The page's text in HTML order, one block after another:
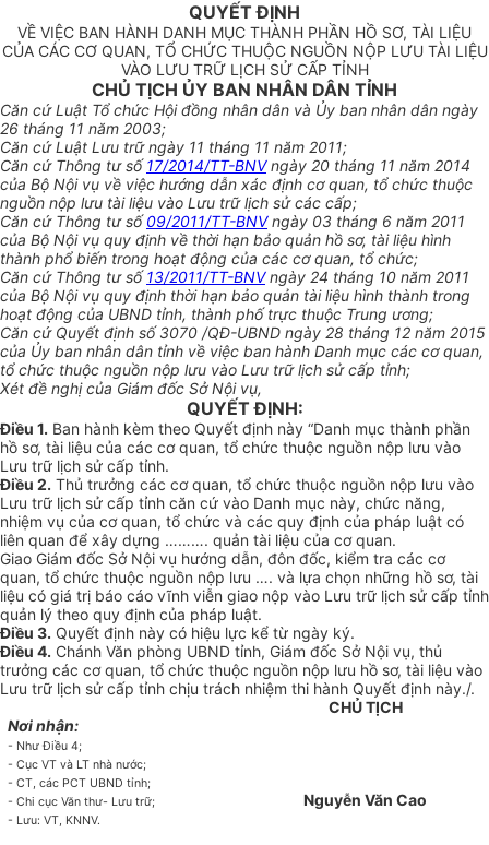
QUYẾT ĐỊNH
VỀ VIỆC BAN HÀNH DANH MỤC THÀNH PHẦN HỒ SƠ, TÀI LIỆU
CỦA CÁC CƠ QUAN, TỔ CHỨC THUỘC NGUỒN NỘP LƯU TÀI LIỆU
VÀO LƯU TRỮ LỊCH SỬ CẤP TỈNH
CHỦ TỊCH ỦY BAN NHÂN DÂN TỈNH
Căn cứ Luật Tổ chức Hội đồng nhân dân và Ủy ban nhân dân ngày
26 tháng 11 năm 2003;
Căn cứ Luật Lưu trữ ngày 11 tháng 11 năm 2011;
Căn cứ Thông tư số17/2014/TT-BNVngày 20 tháng 11 năm 2014
của Bộ Nội vụ về việc hướng dẫn xác định cơ quan, tổ chức thuộc
nguồn nộp lưu tài liệu vào Lưu trữ lịch sử các cấp;
Căn cứ Thông tư số09/2011/TT-BNVngày 03 tháng 6 năm 2011
của Bộ Nội vụ quy định về thời hạn bảo quản hồ sơ, tài liệu hình
thành phổ biến trong hoạt động của các cơ quan, tổ chức;
Căn cứ Thông tư số13/2011/TT-BNVngày 24 tháng 10 năm 2011
của Bộ Nội vụ quy định thời hạn bảo quản tài liệu hình thành trong
hoạt động của UBND tỉnh, thành phố trực thuộc Trung ương;
Căn cứ Quyết định số 3070 /QĐ-UBND ngày 28 tháng 12 năm 2015
của Ủy ban nhân dân tỉnh về việc ban hành Danh mục các cơ quan,
tổ chức thuộc nguồn nộp lưu vào Lưu trữ lịch sử cấp tỉnh;
Xét đề nghị của Giám đốc Sở Nội vụ,
QUYẾT ĐỊNH:
Điều 1. Ban hành kèm theo Quyết định này “Danh mục thành phần
hồ sơ, tài liệu của các cơ quan, tổ chức thuộc nguồn nộp lưu vào
Lưu trữ lịch sử cấp tỉnh.
Điều 2. Thủ trưởng các cơ quan, tổ chức thuộc nguồn nộp lưu vào
Lưu trữ lịch sử cấp tỉnh căn cứ vào Danh mục này, chức năng,
nhiệm vụ của cơ quan, tổ chức và các quy định của pháp luật có
liên quan để xây dựng ………. quản tài liệu của cơ quan.
Giao Giám đốc Sở Nội vụ hướng dẫn, đôn đốc, kiểm tra các cơ
quan, tổ chức thuộc nguồn nộp lưu …. và lựa chọn những hồ sơ, tài
liệu có giá trị báo cáo vĩnh viễn giao nộp vào Lưu trữ lịch sử cấp tỉnh
quản lý theo quy định của pháp luật.
Điều 3. Quyết định này có hiệu lực kể từ ngày ký.
Điều 4. Chánh Văn phòng UBND tỉnh, Giám đốc Sở Nội vụ, thủ
trưởng các cơ quan, tổ chức thuộc nguồn nộp lưu hồ sơ, tài liệu vào
Lưu trữ lịch sử cấp tỉnh chịu trách nhiệm thi hành Quyết định này./.
Nơi nhận:
- Như Điều 4;
-Cục VT và LT nhà nước;
-CT, các PCT UBND tỉnh;
-Chi cục Văn thư- Lưu trữ;
- Lưu: VT, KNNV.
CHỦ TỊCH
Nguyễn Văn Cao